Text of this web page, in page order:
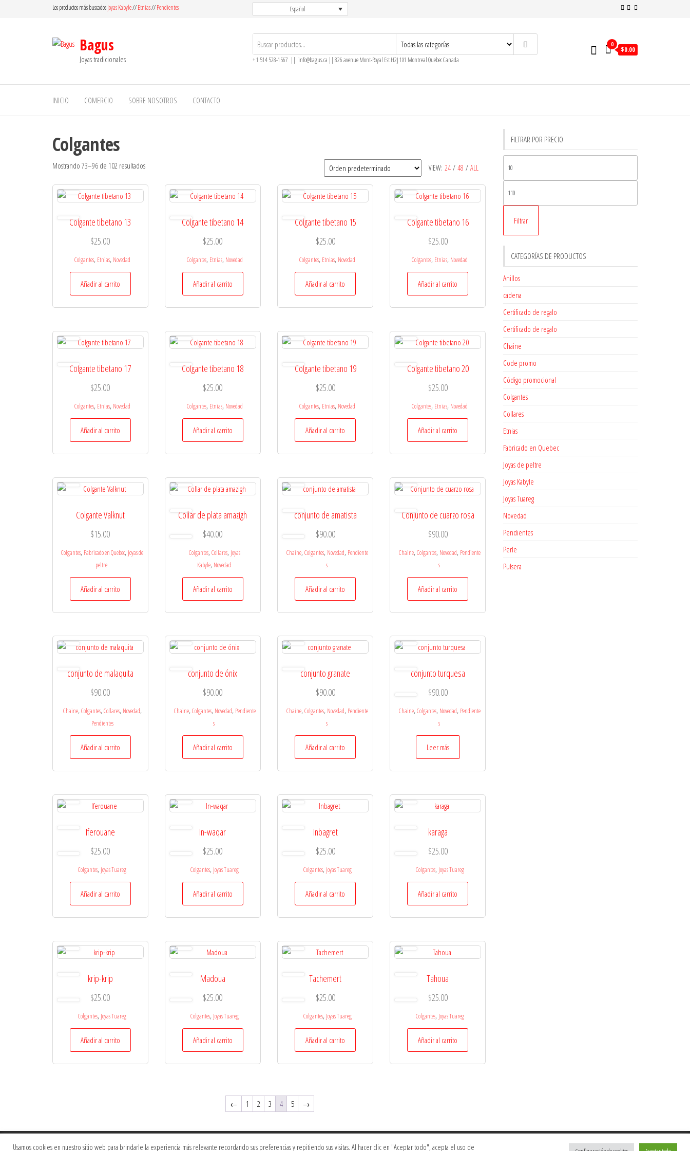
Los productos más buscadosJoyas Kabyle//Etnias//Pendientes Español
Bagus
Joyas tradicionales + 1 514 528-1567 || info@bagus.ca || 826avenue Mont-Royal Est H2J 1X1 MontrealQuebecCanada
0
$0.00
INICIO COMERCIO SOBRE NOSOTROS CONTACTO
Colgantes
VIEW: 24 / 48 / ALL
Mostrando 73–96 de 102 resultados
Colgante tibetano 13
$25.00
Colgantes, Etnias, Novedad
Añadir al carrito
Colgante tibetano 14
$25.00
Colgantes, Etnias, Novedad
Añadir al carrito
Colgante tibetano 15
$25.00
Colgantes, Etnias, Novedad
Añadir al carrito
Colgante tibetano 16
$25.00
Colgantes, Etnias, Novedad
Añadir al carrito
Colgante tibetano 17
$25.00
Colgantes, Etnias, Novedad
Añadir al carrito
Colgante tibetano 18
$25.00
Colgantes, Etnias, Novedad
Añadir al carrito
Colgante tibetano 19
$25.00
Colgantes, Etnias, Novedad
Añadir al carrito
Colgante tibetano 20
$25.00
Colgantes, Etnias, Novedad
Añadir al carrito
Colgante Valknut
$15.00
Colgantes, Fabricado en Quebec, Joyas de
peltre
Añadir al carrito
Collar de plata amazigh
$40.00
Colgantes, Collares, Joyas
Kabyle, Novedad
Añadir al carrito
conjunto de amatista
$90.00
Chaine, Colgantes, Novedad, Pendiente
s
Añadir al carrito
Conjunto de cuarzo rosa
$90.00
Chaine, Colgantes, Novedad, Pendiente
s
Añadir al carrito
conjunto de malaquita
$90.00
Chaine, Colgantes, Collares, Novedad,
Pendientes
Añadir al carrito
conjunto de ónix
$90.00
Chaine, Colgantes, Novedad, Pendiente
s
Añadir al carrito
conjunto granate
$90.00
Chaine, Colgantes, Novedad, Pendiente
s
Añadir al carrito
conjunto turquesa
$90.00
Chaine, Colgantes, Novedad, Pendiente
s
Leer más
Iferouane
$25.00
Colgantes, Joyas Tuareg
Añadir al carrito
In-waqar
$25.00
Colgantes, Joyas Tuareg
Añadir al carrito
Inbagret
$25.00
Colgantes, Joyas Tuareg
Añadir al carrito
karaga
$25.00
Colgantes, Joyas Tuareg
Añadir al carrito
krip-krip
$25.00
Colgantes, Joyas Tuareg
Añadir al carrito
Madoua
$25.00
Colgantes, Joyas Tuareg
Añadir al carrito
Tachemert
$25.00
Colgantes, Joyas Tuareg
Añadir al carrito
Tahoua
$25.00
Colgantes, Joyas Tuareg
Añadir al carrito
← 1 2 3 4 5 →
FILTRAR POR PRECIO
mínimo
máximo
Filtrar
CATEGORÍAS DE PRODUCTOS
Anillos
cadena
Certificado de regalo
Certificado de regalo
Chaine
Code promo
Código promocional
Colgantes
Collares
Etnias
Fabricado en Quebec
Joyas de peltre
Joyas Kabyle
Joyas Tuareg
Novedad
Pendientes
Perle
Pulsera
All right reserved Bagus.ca| Online Store Site built bySysGear
Usamos cookies en nuestro sitio web para brindarle la experiencia más relevante recordando sus preferencias y repitiendo sus visitas. Al hacer clic en "Aceptar todo", acepta el uso de